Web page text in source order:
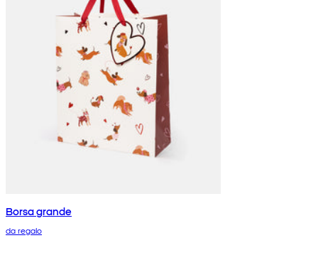
Borsa grande
da regalo